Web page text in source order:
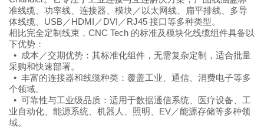
准线缆、功率线、连接器、模块／以太网线、扁平排线、多导
体线缆、USB／HDMI／DVI／RJ45 接口等多种类型。
相比完全定制线束，CNC Tech 的标准及模块化线缆组件具备以
下优势：
• 成本／交期优势：其标准化组件，无需复杂定制，适合批量
采购和快速部署。
• 丰富的连接器和线缆种类：覆盖工业、通信、消费电子等多
个领域。
• 可靠性与工业级品质：适用于数据通信系统、医疗设备、工
业自动化、能源系统、机器人、照明、EV／能源存储等多种领
域。